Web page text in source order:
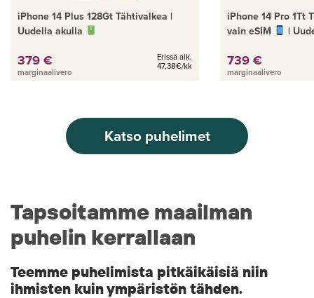
iPhone 14 Plus 128Gt Tähtivalkea |
Uudella akulla
379 €
marginaalivero
Erissä alk.
47,38€/kk
iPhone 14 Pro 1Tt
vain eSIM
|
739 €
marginaalivero
Katso puhelimet
Tapsoitamme maailman
puhelin kerrallaan
Teemme puhelimista pitkäikäisiä niin
ihmisten kuin ympäristön tähden.